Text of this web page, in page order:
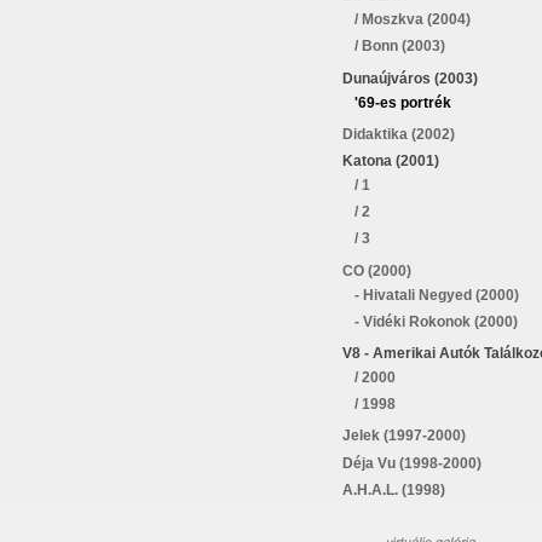
/ Moszkva (2004)
/ Bonn (2003)
Dunaújváros (2003)
'69-es portrék
Didaktika (2002)
Katona (2001)
/ 1
/ 2
/ 3
CO (2000)
- Hivatali Negyed (2000)
- Vidéki Rokonok (2000)
V8 - Amerikai Autók
/ 2000
/ 1998
Jelek (1997-2000)
Déja Vu (1998-2000)
A.H.A.L. (1998)